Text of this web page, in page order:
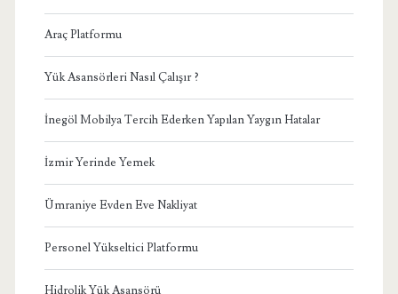
Araç Platformu
Yük Asansörleri Nasıl Çalışır ?
İnegöl Mobilya Tercih Ederken Yapılan Yaygın Hatalar
İzmir Yerinde Yemek
Ümraniye Evden Eve Nakliyat
Personel Yükseltici Platformu
Hidrolik Yük Asansörü